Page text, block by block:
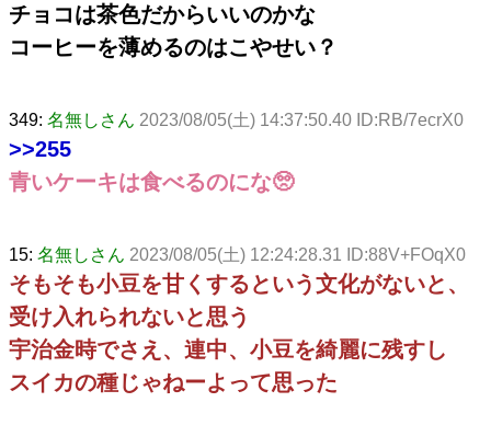
チョコは茶色だからいいのかな
コーヒーを薄めるのはこやせい？
349: 名無しさん 2023/08/05(土) 14:37:50.40 ID:RB/7ecrX0
>>255
青いケーキは食べるのにな🥺
15: 名無しさん 2023/08/05(土) 12:24:28.31 ID:88V+FOqX0
そもそも小豆を甘くするという文化がないと、
受け入れられないと思う
宇治金時でさえ、連中、小豆を綺麗に残すし
スイカの種じゃねーよって思った